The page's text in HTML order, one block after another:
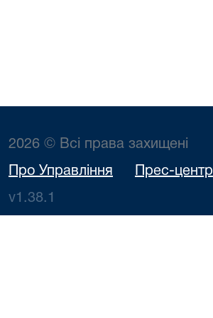
2026 © Всі права захищені
Про Управління Прес-центр
v1.38.1